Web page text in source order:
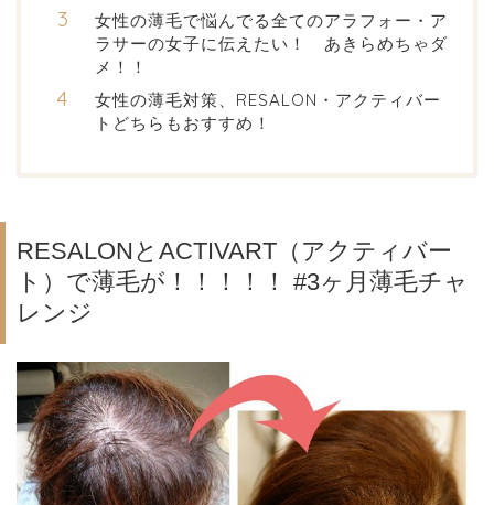
女性の薄毛で悩んでる全てのアラフォー・ア
ラサーの女子に伝えたい！ あきらめちゃダ
メ！！
女性の薄毛対策、RESALON・アクティバー
トどちらもおすすめ！
RESALONとACTIVART（アクティバー
ト）で薄毛が！！！！！ #3ヶ月薄毛チャ
レンジ